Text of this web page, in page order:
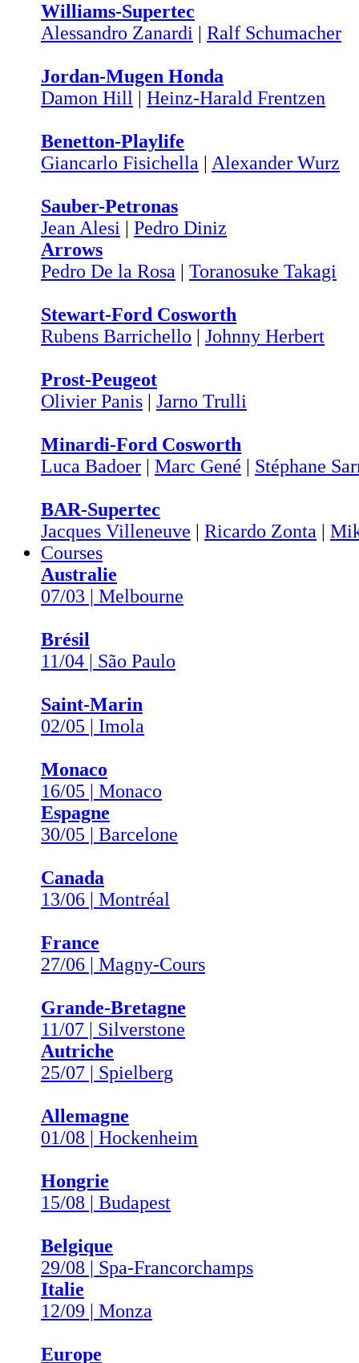
Williams-Supertec
Alessandro Zanardi | Ralf Schumacher
Jordan-Mugen Honda
Damon Hill | Heinz-Harald Frentzen
Benetton-Playlife
Giancarlo Fisichella | Alexander Wurz
Sauber-Petronas
Jean Alesi | Pedro Diniz
Arrows
Pedro De la Rosa | Toranosuke Takagi
Stewart-Ford Cosworth
Rubens Barrichello | Johnny Herbert
Prost-Peugeot
Olivier Panis | Jarno Trulli
Minardi-Ford Cosworth
Luca Badoer | Marc Gené | Stéphane
BAR-Supertec
Jacques Villeneuve | Ricardo Zonta |
Courses
Australie
07/03 | Melbourne
Brésil
11/04 | São Paulo
Saint-Marin
02/05 | Imola
Monaco
16/05 | Monaco
Espagne
30/05 | Barcelone
Canada
13/06 | Montréal
France
27/06 | Magny-Cours
Grande-Bretagne
11/07 | Silverstone
Autriche
25/07 | Spielberg
Allemagne
01/08 | Hockenheim
Hongrie
15/08 | Budapest
Belgique
29/08 | Spa-Francorchamps
Italie
12/09 | Monza
Europe